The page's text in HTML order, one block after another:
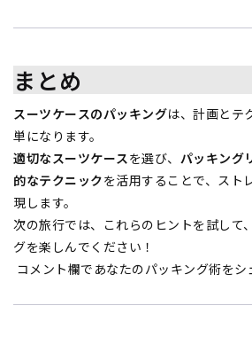
まとめ
スーツケースのパッキングは、計画とテ
単になります。
適切なスーツケースを選び、 パッキング
的なテクニックを活用することで、スト
現します。
次の旅行では、これらのヒントを試して
グを楽しんでください！
コメント欄であなたのパッキング術をシ